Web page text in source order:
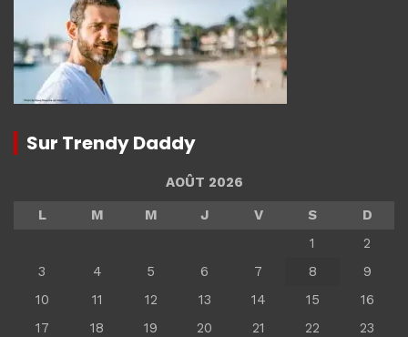
Sur Trendy Daddy
AOÛT 2026
L
M M J V S
D
1
2
3
4 5 6 7 8
9
10
11 12 13 14 15
16
17
18 19 20 21 22
23